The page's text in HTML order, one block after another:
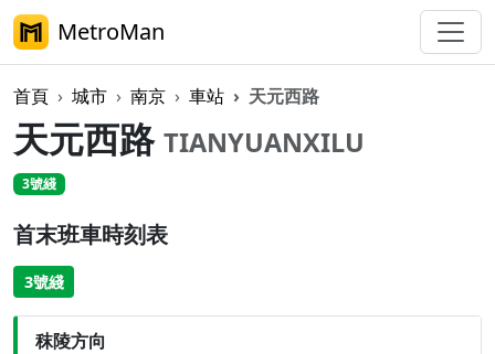
MetroMan
首頁 城市 南京 車站 天元西路
天元西路 TIANYUANXILU
3號綫
首末班車時刻表
3號綫
秣陵方向